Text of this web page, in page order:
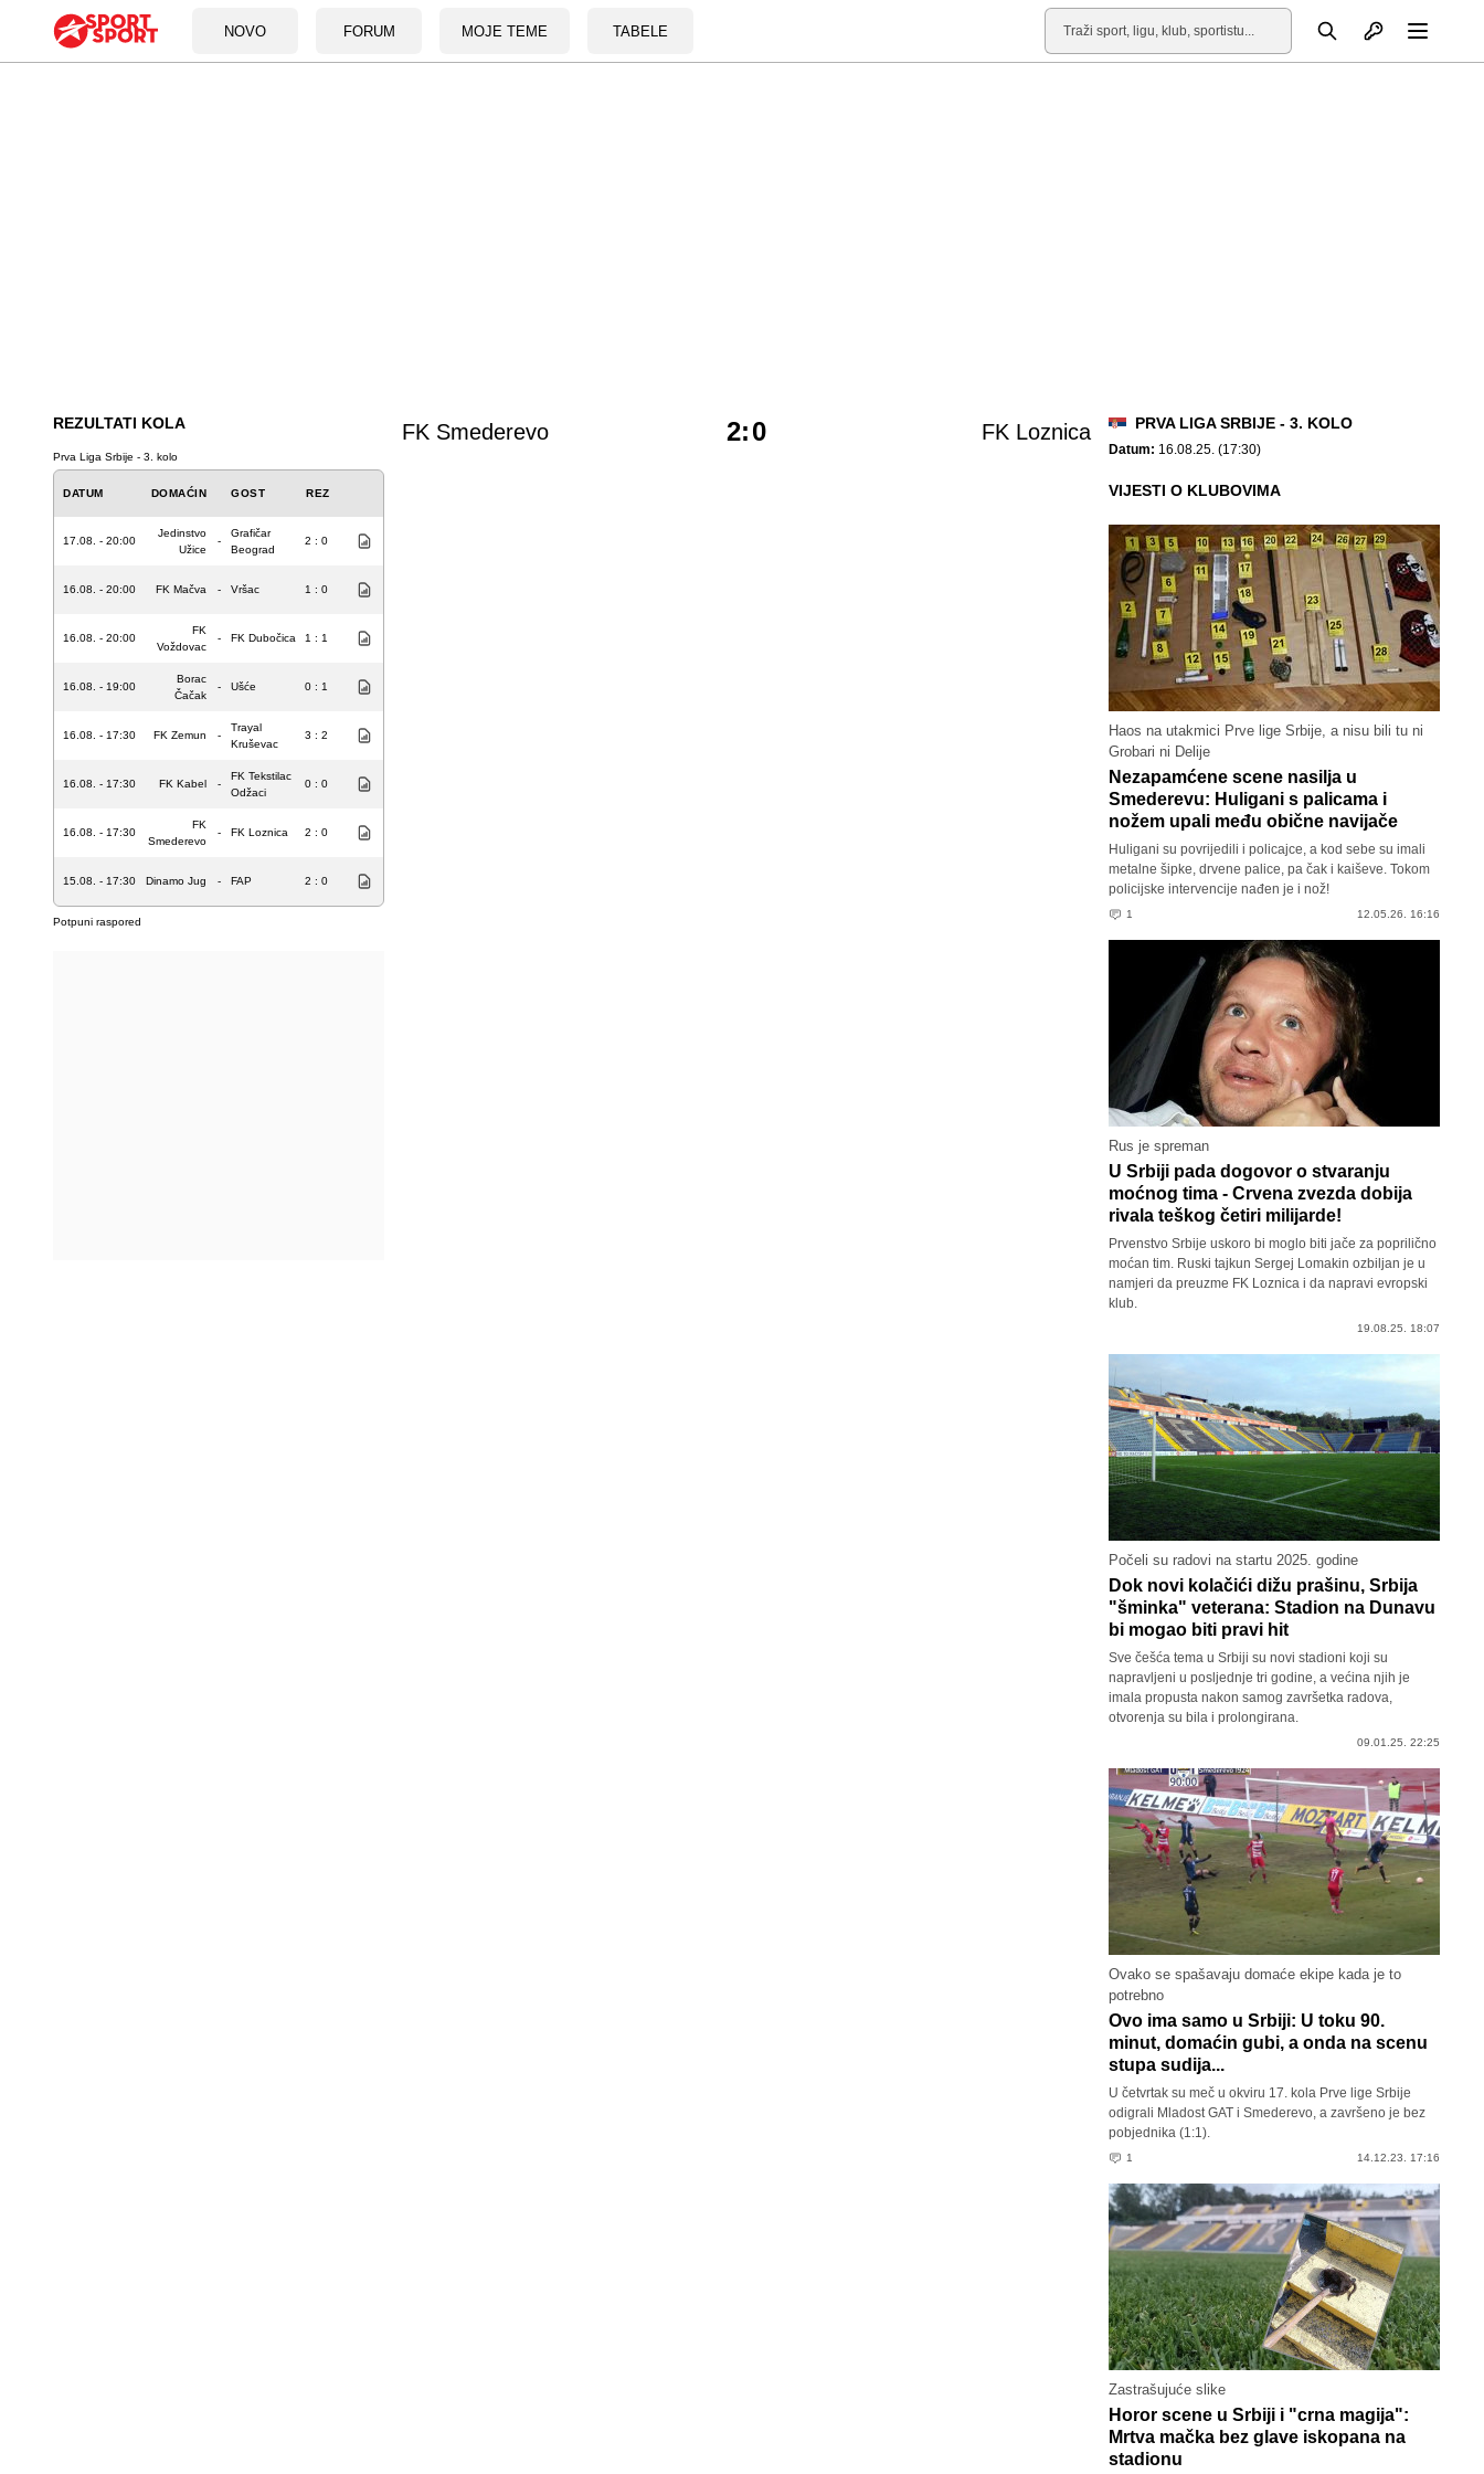
NOVO FORUM MOJE TEME TABELE
Pretraga Otvori profil
REZULTATI KOLA
Prva Liga Srbije - 3. kolo
DATUM DOMAĆIN GOST REZ
17.08. - 20:00
Jedinstvo
Užice
-
Grafičar
Beograd
2 : 0
16.08. - 20:00 FK Mačva - Vršac 1 : 0
16.08. - 20:00
FK
Voždovac
- FK Dubočica 1 : 1
16.08. - 19:00
Borac
Čačak
- Ušće 0 : 1
16.08. - 17:30 FK Zemun -
Trayal
Kruševac
3 : 2
16.08. - 17:30 FK Kabel -
FK Tekstilac
Odžaci
0 : 0
16.08. - 17:30
FK
Smederevo
- FK Loznica 2 : 0
15.08. - 17:30 Dinamo Jug - FAP 2 : 0
Potpuni raspored
FK Smederevo FK Loznica
2:0 PRVA LIGA SRBIJE - 3. KOLO
Datum: 16.08.25. (17:30)
VIJESTI O KLUBOVIMA
Haos na utakmici Prve lige Srbije, a nisu bili tu ni
Grobari ni Delije
Nezapamćene scene nasilja u
Smederevu: Huligani s palicama i
nožem upali među obične navijače
Huligani su povrijedili i policajce, a kod sebe su imali
metalne šipke, drvene palice, pa čak i kaiševe. Tokom
policijske intervencije nađen je i nož!
1 12.05.26. 16:16
Rus je spreman
U Srbiji pada dogovor o stvaranju
moćnog tima - Crvena zvezda dobija
rivala teškog četiri milijarde!
Prvenstvo Srbije uskoro bi moglo biti jače za poprilično
moćan tim. Ruski tajkun Sergej Lomakin ozbiljan je u
namjeri da preuzme FK Loznica i da napravi evropski
klub.
19.08.25. 18:07
Počeli su radovi na startu 2025. godine
Dok novi kolačići dižu prašinu, Srbija
"šminka" veterana: Stadion na Dunavu
bi mogao biti pravi hit
Sve češća tema u Srbiji su novi stadioni koji su
napravljeni u posljednje tri godine, a većina njih je
imala propusta nakon samog završetka radova,
otvorenja su bila i prolongirana.
09.01.25. 22:25
Ovako se spašavaju domaće ekipe kada je to
potrebno
Ovo ima samo u Srbiji: U toku 90.
minut, domaćin gubi, a onda na scenu
stupa sudija...
U četvrtak su meč u okviru 17. kola Prve lige Srbije
odigrali Mladost GAT i Smederevo, a završeno je bez
pobjednika (1:1).
1 14.12.23. 17:16
Zastrašujuće slike
Horor scene u Srbiji i "crna magija":
Mrtva mačka bez glave iskopana na
stadionu